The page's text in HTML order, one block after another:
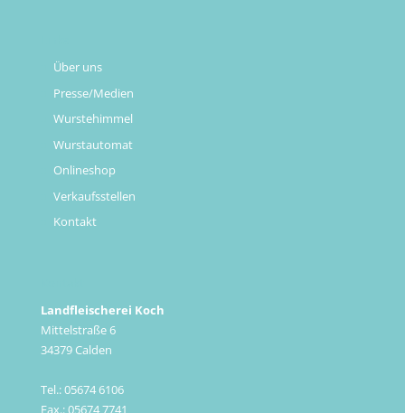
Über uns
Presse/Medien
Wurstehimmel
Wurstautomat
Onlineshop
Verkaufsstellen
Kontakt
Landfleischerei Koch
Mittelstraße 6
34379 Calden
Tel.: 05674 6106
Fax.: 05674 7741